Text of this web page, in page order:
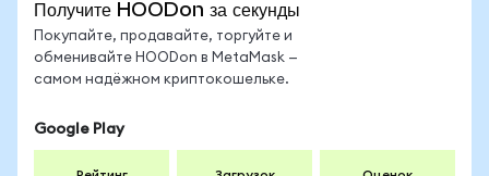
Получите HOODon за секунды
Покупайте, продавайте, торгуйте и
обменивайте HOODon в MetaMask —
самом надёжном криптокошельке.
Google Play